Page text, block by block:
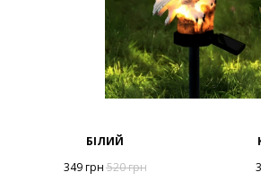
БІЛИЙ
349 грн 520грн